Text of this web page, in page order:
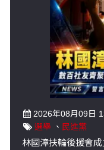
2026年08月09日
選舉 、 民進黨
林國漳扶輪後援會